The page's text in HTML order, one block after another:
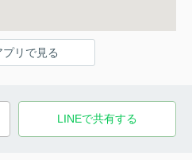
プリで見る
LINEで共有する